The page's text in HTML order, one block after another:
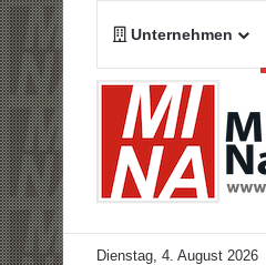
Unternehmen
Dienstag, 4. August 2026